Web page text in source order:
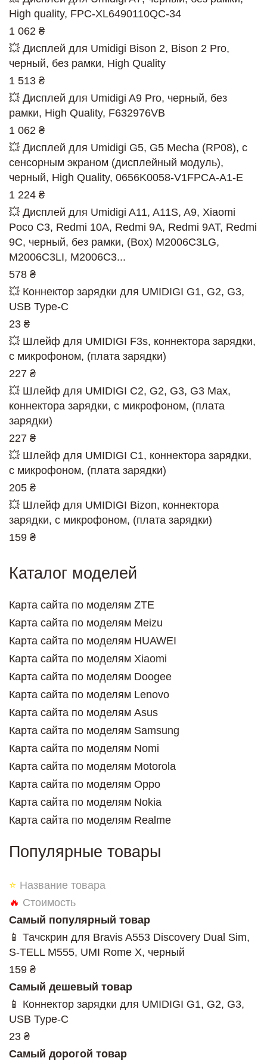
High quality, FPC-XL6490110QC-34
1 062 ₴
💥 Дисплей для Umidigi Bison 2, Bison 2 Pro,
черный, без рамки, High Quality
1 513 ₴
💥 Дисплей для Umidigi A9 Pro, черный, без
рамки, High Quality, F632976VB
1 062 ₴
💥 Дисплей для Umidigi G5, G5 Mecha (RP08), с
сенсорным экраном (дисплейный модуль),
черный, High Quality, 0656K0058-V1FPCA-A1-E
1 224 ₴
💥 Дисплей для Umidigi A11, A11S, A9, Xiaomi
Poco C3, Redmi 10A, Redmi 9A, Redmi 9AT, Redmi
9C, черный, без рамки, (Box) M2006C3LG,
M2006C3LI, M2006C3...
578 ₴
💥 Коннектор зарядки для UMIDIGI G1, G2, G3,
USB Type-C
23 ₴
💥 Шлейф для UMIDIGI F3s, коннектора зарядки,
с микрофоном, (плата зарядки)
227 ₴
💥 Шлейф для UMIDIGI C2, G2, G3, G3 Max,
коннектора зарядки, с микрофоном, (плата
зарядки)
227 ₴
💥 Шлейф для UMIDIGI C1, коннектора зарядки,
с микрофоном, (плата зарядки)
205 ₴
💥 Шлейф для UMIDIGI Bizon, коннектора
зарядки, с микрофоном, (плата зарядки)
159 ₴
Каталог моделей
Карта сайта по моделям ZTE
Карта сайта по моделям Meizu
Карта сайта по моделям HUAWEI
Карта сайта по моделям Xiaomi
Карта сайта по моделям Doogee
Карта сайта по моделям Lenovo
Карта сайта по моделям Asus
Карта сайта по моделям Samsung
Карта сайта по моделям Nomi
Карта сайта по моделям Motorola
Карта сайта по моделям Oppo
Карта сайта по моделям Nokia
Карта сайта по моделям Realme
Популярные товары
⭐ Название товара
🔥 Стоимость
Самый популярный товар
📱 Тачскрин для Bravis A553 Discovery Dual Sim,
S-TELL M555, UMI Rome X, черный
159 ₴
Самый дешевый товар
📱 Коннектор зарядки для UMIDIGI G1, G2, G3,
USB Type-C
23 ₴
Самый дорогой товар